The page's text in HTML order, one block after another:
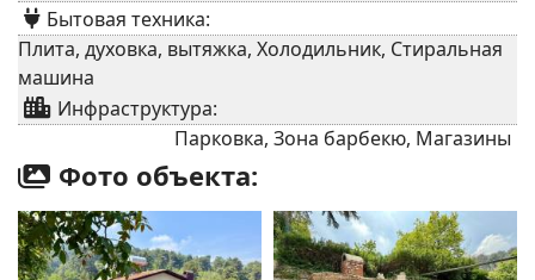
Бытовая техника:
Плита, духовка, вытяжка, Холодильник, Стиральная
машина
Инфраструктура:
Парковка, Зона барбекю, Магазины
Фото объекта: